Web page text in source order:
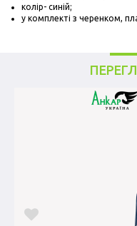
колір- синій;
у комплекті з черенком,